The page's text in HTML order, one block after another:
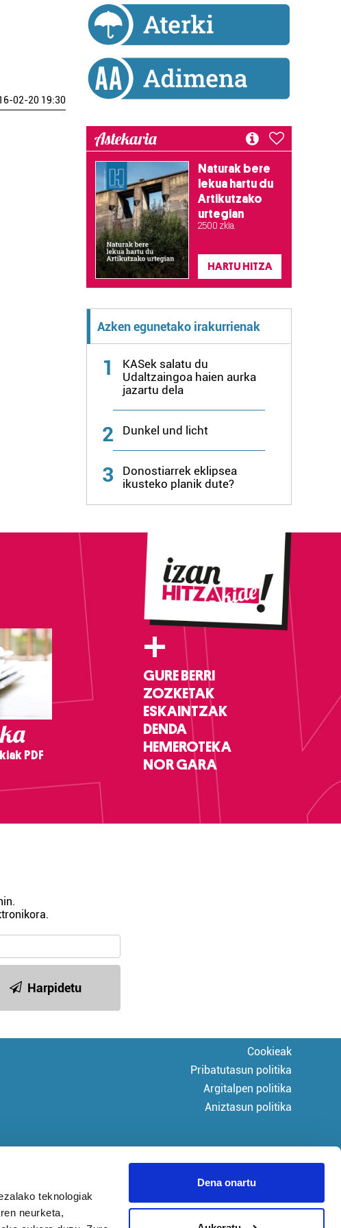
teknologiak
neurketa,
Dena onartu
02-20 19:30
Astekaria
Naturak bere
lekua hartu du
Artikutzako
urtegian
2.500 zkia.
HARTU HITZA
Azken egunetako irakurrienak
1
KASek salatu du
Udaltzaingoa haien aurka
jazartu dela
2 Dunkel und licht
3
Donostiarrek eklipsea
ikusteko planik dute?
PDF
+
GURE BERRI
ZOZKETAK
ESKAINTZAK
DENDA
HEMEROTEKA
NOR GARA
Harpidetu
Cookieak
Pribatutasun politika
Argitalpen politika
Aniztasun politika